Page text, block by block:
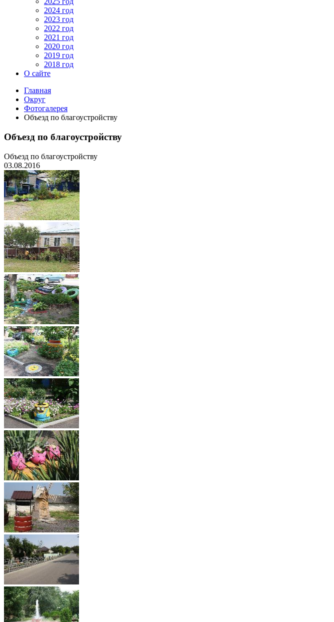
2024 год
2023 год
2022 год
2021 год
2020 год
2019 год
2018 год
О сайте
Главная
Округ
Фотогалерея
Объезд по благоустройству
Объезд по благоустройству
Объезд по благоустройству
03.08.2016